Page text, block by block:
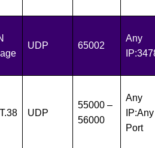
UDP 65002
Any
UDP
55000 –
56000
Any
IP:Any
Port